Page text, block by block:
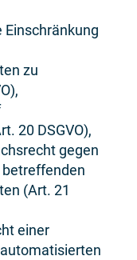
Einschränkung
zu
20 DSGVO),
gegen
betreffenden
(Art. 21
einer